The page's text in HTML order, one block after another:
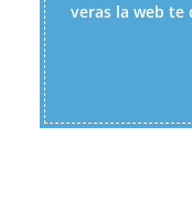
veras la web te